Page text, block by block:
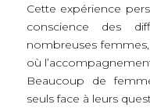
Cette expérience
conscience des
nombreuses
où
Beaucoup de
seuls face à leurs